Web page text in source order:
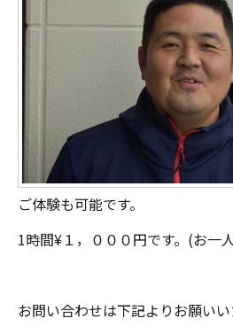
ご体験も可能です。
1時間¥１，０００円です。(お一
お問い合わせは下記よりお願いい